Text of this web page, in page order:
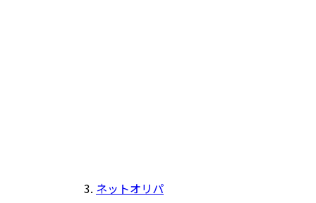
ネットオリパ